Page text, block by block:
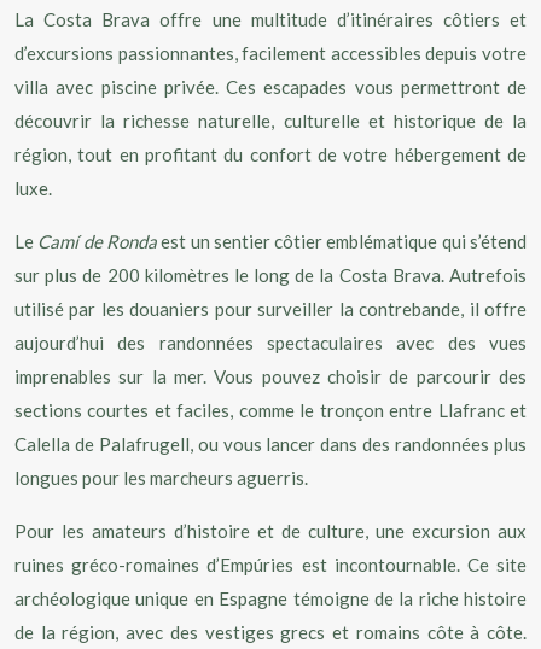
La Costa Brava offre une multitude d’itinéraires côtiers et
d’excursions passionnantes, facilement accessibles depuis votre
villa avec piscine privée. Ces escapades vous permettront de
découvrir la richesse naturelle, culturelle et historique de la
région, tout en profitant du confort de votre hébergement de
luxe.
Le Camí de Rondaest un sentier côtier emblématique qui s’étend
sur plus de 200 kilomètres le long de la Costa Brava. Autrefois
utilisé par les douaniers pour surveiller la contrebande, il offre
aujourd’hui des randonnées spectaculaires avec des vues
imprenables sur la mer. Vous pouvez choisir de parcourir des
sections courtes et faciles, comme le tronçon entre Llafranc et
Calella de Palafrugell, ou vous lancer dans des randonnées plus
longues pour les marcheurs aguerris.
Pour les amateurs d’histoire et de culture, une excursion aux
ruines gréco-romaines d’Empúries est incontournable. Ce site
archéologique unique en Espagne témoigne de la riche histoire
de la région, avec des vestiges grecs et romains côte à côte.